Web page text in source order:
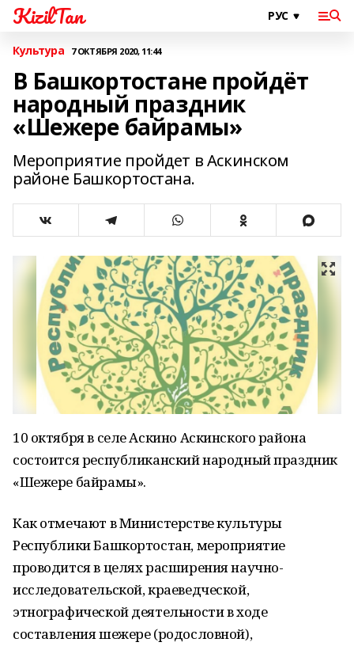
KizilTan
Культура 7 ОКТЯБРЯ 2020, 11:44
В Башкортостане пройдёт
народный праздник
«Шежере байрамы»
Мероприятие пройдет в Аскинском
районе Башкортостана.
10 октября в селе Аскино Аскинского района
состоится республиканский народный праздник
«Шежере байрамы».
Как отмечают в Министерстве культуры
Республики Башкортостан, мероприятие
проводится в целях расширения научно-
исследовательской, краеведческой,
этнографической деятельности в ходе
составления шежере (родословной),